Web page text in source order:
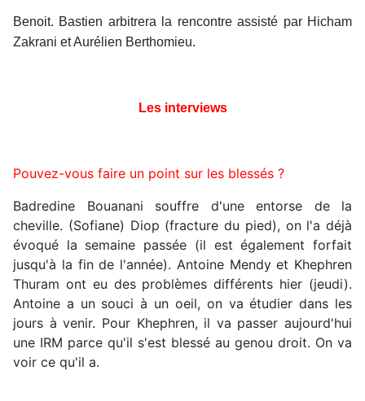
Benoit. Bastien arbitrera la rencontre assisté par Hicham
Zakrani et Aurélien Berthomieu.
Les interviews
Pouvez-vous faire un point sur les blessés ?
Badredine Bouanani souffre d'une entorse de la
cheville. (Sofiane) Diop (fracture du pied), on l'a déjà
évoqué la semaine passée (il est également forfait
jusqu'à la fin de l'année). Antoine Mendy et Khephren
Thuram ont eu des problèmes différents hier (jeudi).
Antoine a un souci à un oeil, on va étudier dans les
jours à venir. Pour Khephren, il va passer aujourd'hui
une IRM parce qu'il s'est blessé au genou droit. On va
voir ce qu'il a.